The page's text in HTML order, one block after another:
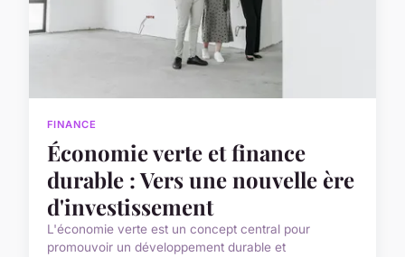
FINANCE
Économie verte et finance
durable : Vers une nouvelle ère
d'investissement
L'économie verte est un concept central pour
promouvoir un développement durable et